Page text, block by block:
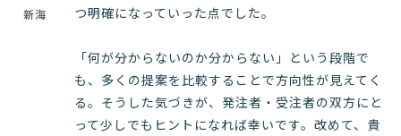
新海
つ明確になっていった点でした。
「何が分からないのか分からない」という段階で
も、多くの提案を比較することで方向性が見えてく
る。そうした気づきが、発注者・受注者の双方にと
って少しでもヒントになれば幸いです。改めて、貴